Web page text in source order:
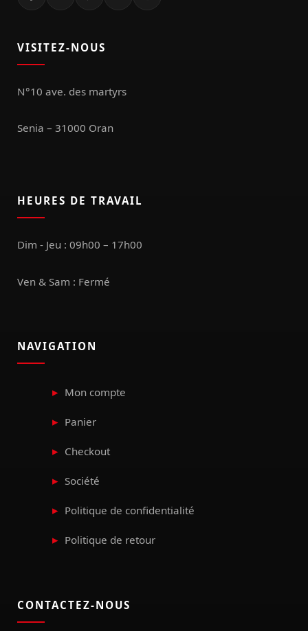
VISITEZ-NOUS
N°10 ave. des martyrs
Senia – 31000 Oran
HEURES DE TRAVAIL
Dim - Jeu : 09h00 – 17h00
Ven & Sam : Fermé
NAVIGATION
Mon compte
Panier
Checkout
Société
Politique de confidentialité
Politique de retour
CONTACTEZ-NOUS